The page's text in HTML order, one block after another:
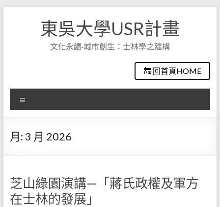
東吳大學USR計畫
文化永續·城市創生：士林學之建構
🔙 回首頁HOME
單
月: 3 月 2026
芝山綠園演講—「蔣氏政權及軍方
在士林的發展」